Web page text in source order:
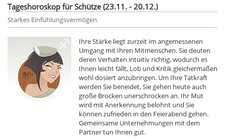
Tageshoroskop für Schütze (23.11. - 20.12.)
Starkes Einfühlungsvermögen
Ihre Stärke liegt zurzeit im angemessenen
Umgang mit Ihren Mitmenschen. Sie deuten
deren Verhalten intuitiv richtig, wodurch es
Ihnen leicht fällt, Lob und Kritik gleichermaßen
wohl dosiert anzubringen. Um Ihre Tatkraft
werden Sie beneidet, Sie gehen heute auch
große Brocken unerschrocken an. Ihr Mut
wird mit Anerkennung belohnt und Sie
können zufrieden in den Feierabend gehen.
Gemeinsame Unternehmungen mit dem
Partner tun Ihnen gut.